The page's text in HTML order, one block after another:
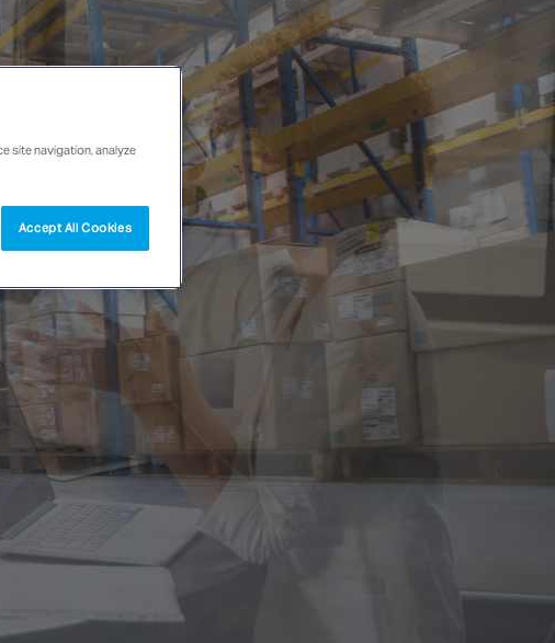
site navigation, analyze
Accept All Cookies